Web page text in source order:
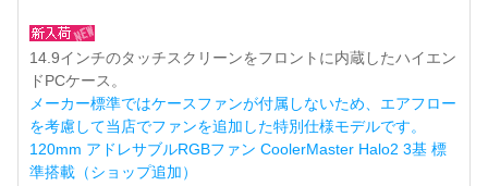
14.9インチのタッチスクリーンをフロントに内蔵したハイエン
ドPCケース。
メーカー標準ではケースファンが付属しないため、エアフロー
を考慮して当店でファンを追加した特別仕様モデルです。
120mm アドレサブルRGBファン CoolerMaster Halo2 3基 標
準搭載（ショップ追加）